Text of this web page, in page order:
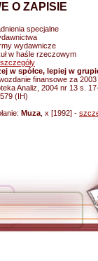
O ZAPISIE
specjalne
wydawnicze
w haśle rzeczowym
szczegóły
w spółce, lepiej w
finansowe za 2003
Analiz, 2004 nr 13 s.
(IH)
Muza , x [1992] -